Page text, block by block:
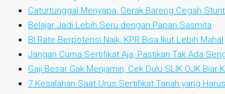
Caturtunggal Menyapa, Gerak Bareng Cegah
Belajar Jadi Lebih Seru dengan Papan Sasmita
BI Rate Berpotensi Naik, KPR Bisa Ikut Lebih Mahal
Jangan Cuma Sertifikat Aja, Pastikan Tak Ada
Gaji Besar Gak Menjamin, Cek Dulu SLIK OJK Biar
7 Kesalahan Saat Urus Sertifikat Tanah yang